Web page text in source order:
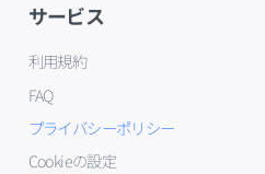
サービス
利用規約
FAQ
プライバシーポリシー
Cookieの設定